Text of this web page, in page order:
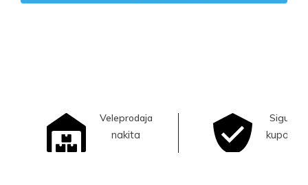
Veleprodaja
nakita
Sigurna
kupovina